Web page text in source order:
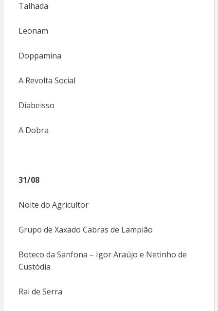
Talhada
Leonam
Doppamina
A Revolta Social
Diabeisso
A Dobra
31/08
Noite do Agricultor
Grupo de Xaxado Cabras de Lampião
Boteco da Sanfona – Igor Araújo e Netinho de
Custódia
Rai de Serra